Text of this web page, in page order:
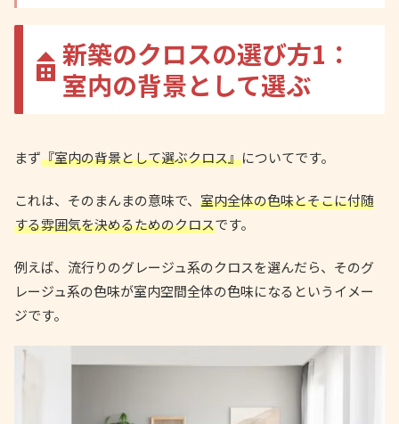
新築のクロスの選び方1：
室内の背景として選ぶ
まず『室内の背景として選ぶクロス』についてです。
これは、そのまんまの意味で、 室内全体の色味とそこに付随
する雰囲気を決めるためのクロスです。
例えば、流行りのグレージュ系のクロスを選んだら、そのグ
レージュ系の色味が室内空間全体の色味になるというイメー
ジです。